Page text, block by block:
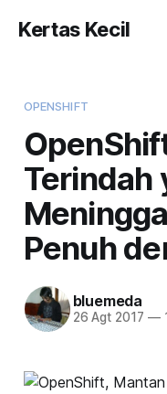
Kertas Kecil
OPENSHIFT
Terindah
Penuh
bluemeda
26 Agt 2017 —